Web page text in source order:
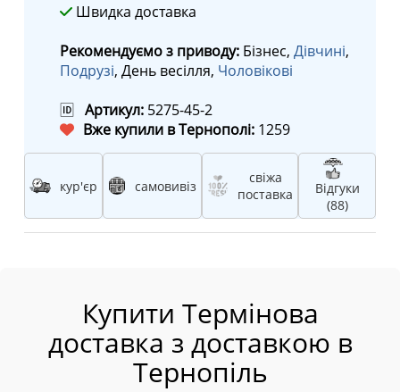
Швидка доставка
Рекомендуємо з приводу: Бізнес, Дівчині,
Подрузі, День весілля, Чоловікові
🆔 Артикул: 5275-45-2
Вже купили в Тернополі: 1259
кур'єр самовивіз
свіжа
поставка
Відгуки
(88)
Купити Термінова
доставка з доставкою в
Тернопіль